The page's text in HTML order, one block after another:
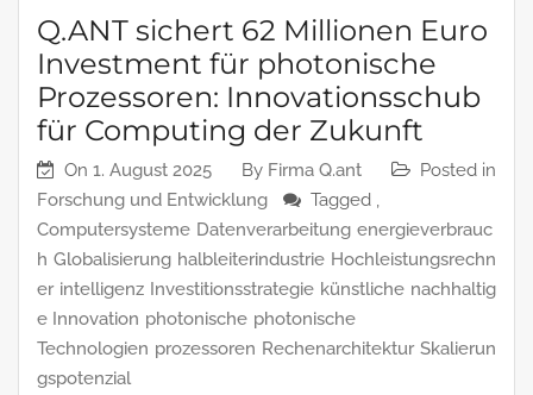
Q.ANT sichert 62 Millionen Euro
Investment für photonische
Prozessoren: Innovationsschub
für Computing der Zukunft
On 1. August 2025 By Firma Q.ant
Posted in
Forschung und Entwicklung
Tagged ,
Computersysteme Datenverarbeitung energieverbrauc
h Globalisierung halbleiterindustrie Hochleistungsrechn
er intelligenz Investitionsstrategie künstliche nachhaltig
e Innovation photonische photonische
Technologien prozessoren Rechenarchitektur Skalierun
gspotenzial